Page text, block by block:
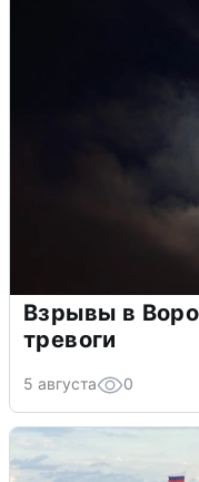
Взрывы в
тревоги
5 августа 0